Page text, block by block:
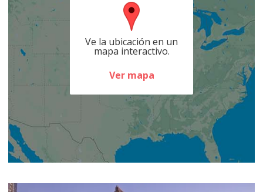
Ve la ubicación en un
mapa interactivo.
Ver mapa